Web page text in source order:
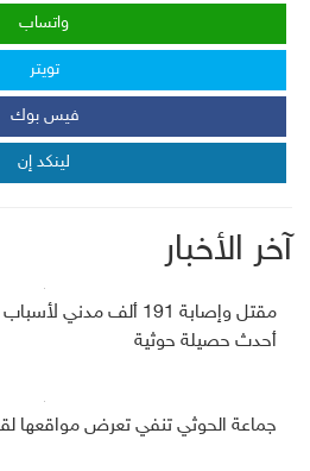
واتساب
تويتر
فيس بوك
لينكد إن
آخر الأخبار
مقتل وإصابة 191 ألف
أحدث حصيلة حوثية
جماعة الحوثي تنفي تعرض مواقعها